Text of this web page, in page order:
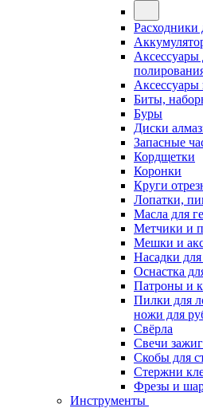
Расходники
Биты,
Буры
Диски
Запасные
Кордщетки
Коронки
Круги
Лопатки,
Масла для
Метчики и
Мешки и
Насадки
Оснастка
Патроны и
Пилки для
ножи для
Свёрла
Свечи
Скобы для
Стержни
Фрезы и
Инструменты